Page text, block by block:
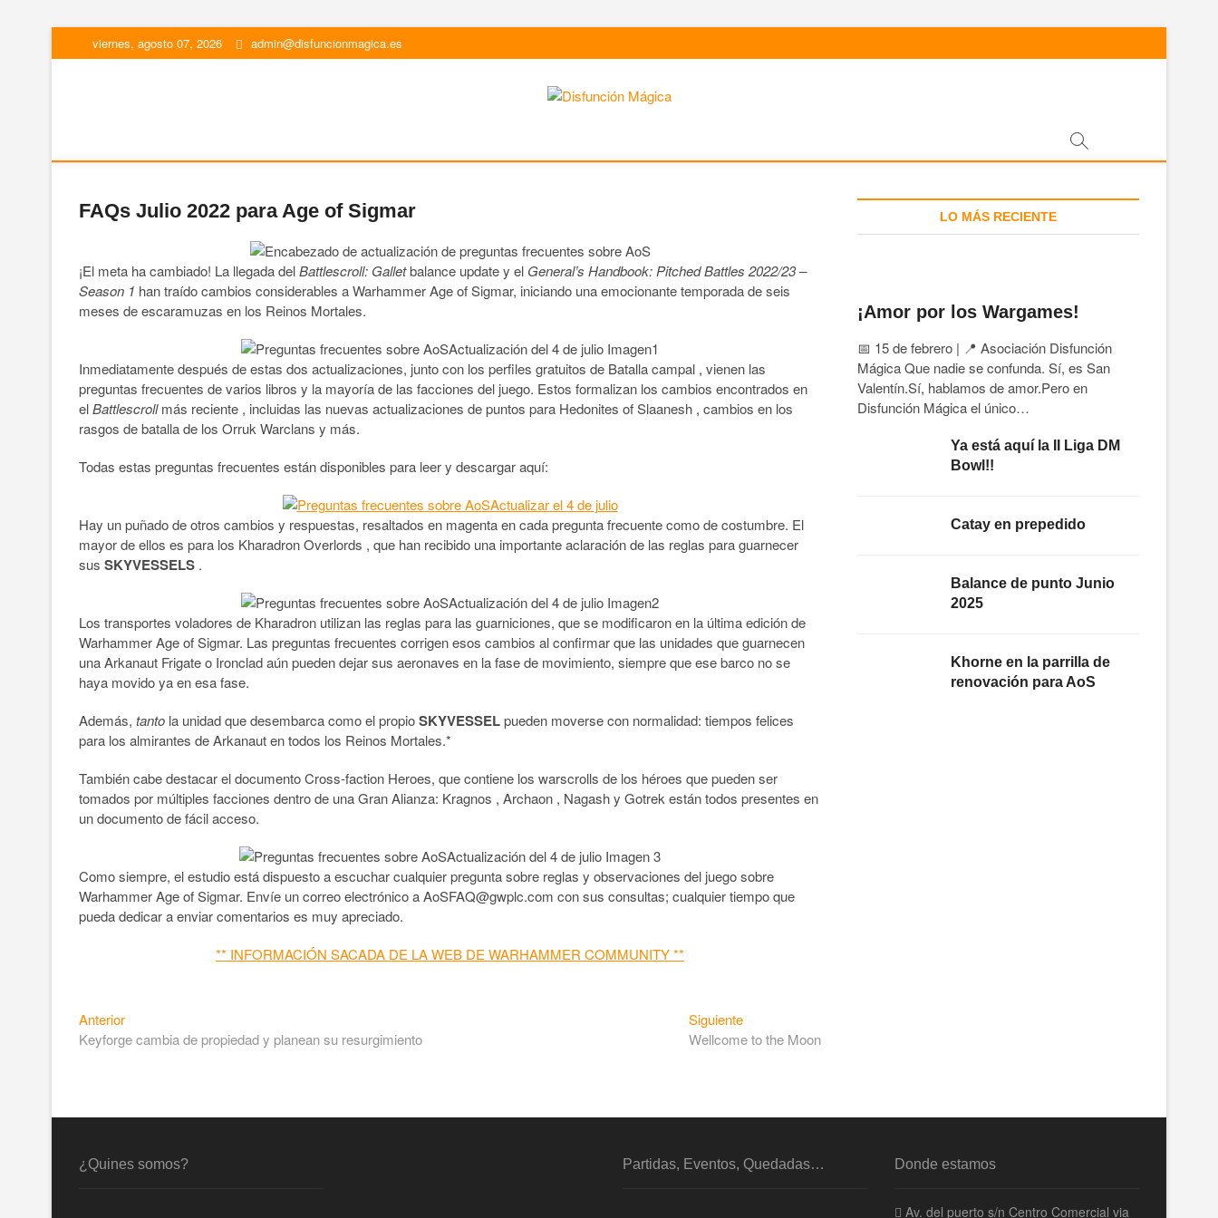
viernes, agosto 07, 2026 admin@disfuncionmagica.es
FAQs Julio 2022 para Age of Sigmar
¡El meta ha cambiado! La llegada delBattlescroll: Galletbalance update y el General’s Handbook: Pitched Battles 2022/23 –
Season 1 han traído cambios considerables a Warhammer Age of Sigmar, iniciando una emocionante temporada de seis
meses de escaramuzas en los Reinos Mortales.
Inmediatamente después de estas dos actualizaciones, junto con los perfiles gratuitos de Batalla campal , vienen las
preguntas frecuentes de varios libros y la mayoría de las facciones del juego. Estos formalizan los cambios encontrados en
elBattlescrollmás reciente , incluidas las nuevas actualizaciones de puntos para Hedonites of Slaanesh , cambios en los
rasgos de batalla de los Orruk Warclans y más.
Todas estas preguntas frecuentes están disponibles para leer y descargar aquí:
Hay un puñado de otros cambios y respuestas, resaltados en magenta en cada pregunta frecuente como de costumbre. El
mayor de ellos es para los Kharadron Overlords , que han recibido una importante aclaración de las reglas para guarnecer
sus SKYVESSELS .
Los transportes voladores de Kharadron utilizan las reglas para las guarniciones, que se modificaron en la última edición de
Warhammer Age of Sigmar. Las preguntas frecuentes corrigen esos cambios al confirmar que las unidades que guarnecen
una Arkanaut Frigate o Ironclad aún pueden dejar sus aeronaves en la fase de movimiento, siempre que ese barco no se
haya movido ya en esa fase.
Además, tanto la unidad que desembarca como el propioSKYVESSELpueden moverse con normalidad: tiempos felices
para los almirantes de Arkanaut en todos los Reinos Mortales.*
También cabe destacar el documento Cross-faction Heroes, que contiene los warscrolls de los héroes que pueden ser
tomados por múltiples facciones dentro de una Gran Alianza: Kragnos , Archaon , Nagash y Gotrek están todos presentes en
un documento de fácil acceso.
Como siempre, el estudio está dispuesto a escuchar cualquier pregunta sobre reglas y observaciones del juego sobre
Warhammer Age of Sigmar. Envíe un correo electrónico a AoSFAQ@gwplc.com con sus consultas; cualquier tiempo que
pueda dedicar a enviar comentarios es muy apreciado.
** INFORMACIÓN SACADA DE LA WEB DE WARHAMMER COMMUNITY **
Anterior
Keyforge cambia de propiedad y planean su resurgimiento
Siguiente
Wellcome to the Moon
LO MÁS RECIENTE
¡Amor por los Wargames!
📅 15 de febrero | 📍 Asociación Disfunción
Mágica Que nadie se confunda. Sí, es San
Valentín.Sí, hablamos de amor.Pero en
Disfunción Mágica el único…
Ya está aquí la II Liga DM
Bowl!!
Catay en prepedido
Balance de punto Junio
2025
Khorne en la parrilla de
renovación para AoS
¿Quines somos? Partidas, Eventos, Quedadas… Donde estamos
Av. del puerto s/n Centro Comercial via